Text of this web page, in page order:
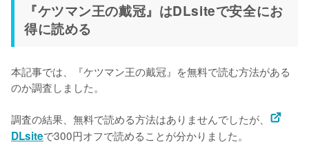
『ケツマン王の戴冠』はDLsiteで安全にお
得に読める
本記事では、『ケツマン王の戴冠』を無料で読む方法がある
のか調査しました。
調査の結果、無料で読める方法はありませんでしたが、
DLsiteで300円オフで読めることが分かりました。